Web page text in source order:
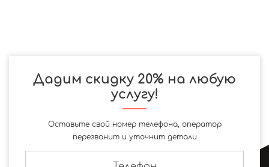
Дадим скидку 20% на любую
услугу!
Оставьте свой номер телефона, оператор
перезвонит и уточнит детали